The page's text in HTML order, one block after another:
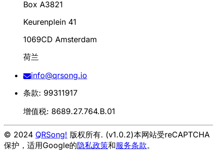
Box A3821
Keurenplein 41
1069CD Amsterdam
荷兰
info@qrsong.io
条款: 99311917
增值税: 8689.27.764.B.01
© 2024 QRSong! 版权所有. (v1.0.2)本网站受reCAPTCHA
保护，适用Google的隐私政策和服务条款。